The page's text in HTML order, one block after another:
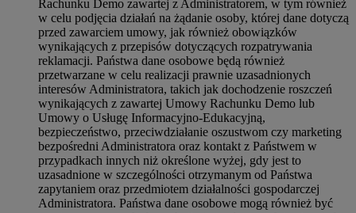
Rachunku Demo zawartej z Administratorem, w tym również
w celu podjęcia działań na żądanie osoby, której dane dotyczą
przed zawarciem umowy, jak również obowiązków
wynikających z przepisów dotyczących rozpatrywania
reklamacji. Państwa dane osobowe będą również
przetwarzane w celu realizacji prawnie uzasadnionych
interesów Administratora, takich jak dochodzenie roszczeń
wynikających z zawartej Umowy Rachunku Demo lub
Umowy o Usługę Informacyjno-Edukacyjną,
bezpieczeństwo, przeciwdziałanie oszustwom czy marketing
bezpośredni Administratora oraz kontakt z Państwem w
przypadkach innych niż określone wyżej, gdy jest to
uzasadnione w szczególności otrzymanym od Państwa
zapytaniem oraz przedmiotem działalności gospodarczej
Administratora. Państwa dane osobowe mogą również być